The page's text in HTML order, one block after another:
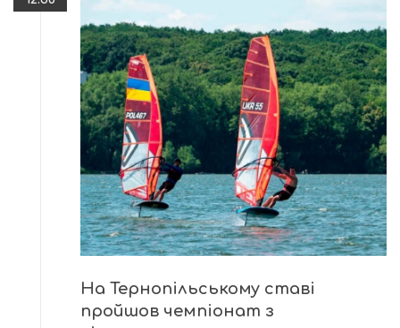
На Тернопільському ставі
пройшов чемпіонат з